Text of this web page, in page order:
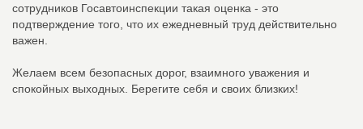
сотрудников Госавтоинспекции такая оценка - это
подтверждение того, что их ежедневный труд действительно
важен.
Желаем всем безопасных дорог, взаимного уважения и
спокойных выходных. Берегите себя и своих близких!